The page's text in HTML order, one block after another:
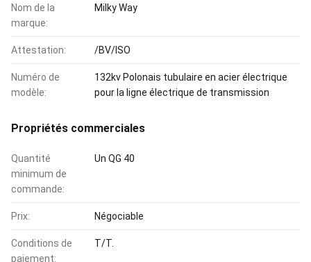
Nom de la
marque:
Milky Way
Attestation: /BV/ISO
Numéro de
modèle:
132kv Polonais tubulaire en acier électrique
pour la ligne électrique de transmission
Propriétés commerciales
Quantité
minimum de
commande:
Un QG 40
Prix: Négociable
Conditions de
paiement:
T/T.